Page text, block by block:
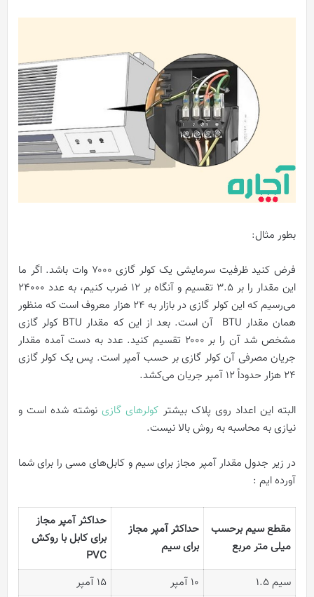
بطور مثال:
فرض کنید ظرفیت سرمایشی یک کولر گازی ۷۰۰۰ وات باشد. اگر ما
این مقدار را بر ۳.۵ تقسیم و آنگاه بر ۱۲ ضرب کنیم، به عدد ۲۴۰۰۰
می‌رسیم که این کولر گازی در بازار به ۲۴ هزار معروف است که منظور
همان مقدار BTU آن است. بعد از این که مقدار BTU
کولر گازی
مشخص شد آن را بر ۲۰۰۰ تقسیم کنید. عدد به دست آمده مقدار
جریان مصرفی آن کولر گازی بر حسب آمپر است. پس یک کولر گازی
۲۴ هزار حدوداً ۱۲ آمپر جریان می‌کشد.
البته این اعداد روی پلاک بیشتر کولرهای گازینوشته شده است و
نیازی به محاسبه به روش بالا نیست.
در زیر جدول مقدار آمپر مجاز برای سیم و کابل‌های مسی را برای شما
آورده ایم :
مقطع سیم برحسب
میلی متر مربع
حداکثر آمپر مجاز
برای سیم
حداکثر آمپر مجاز
برای کابل با روکش
PVC
سیم 1.5
10 آمپر 15 آمپر